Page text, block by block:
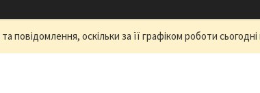
оскільки за її графіком роботи